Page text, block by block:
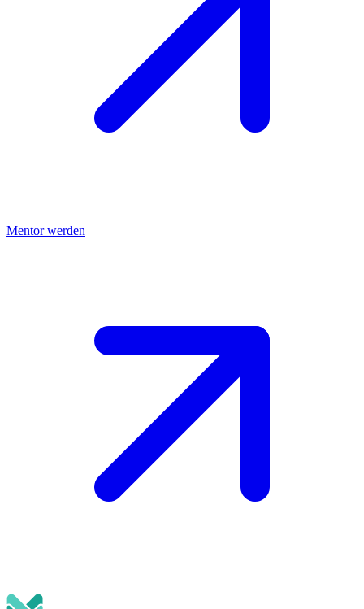
Mentor werden